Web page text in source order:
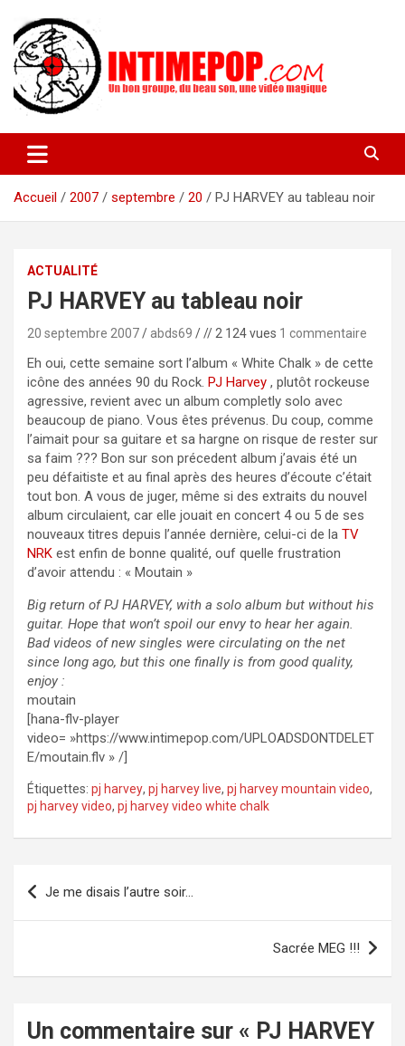
contenu
intimepop.com
actuelles pop rock, post-rock, indé sur Lyon. rock pop concert
lyon
Accueil
2007 septembre 20 PJ HARVEY au tableau noir
ACTUALITÉ
PJ HARVEY au tableau noir
20 septembre 2007 abds69 // 2 124 vues 1 commentaire
Eh oui, cette semaine sort l’album « White Chalk » de cette
icône des années 90 du Rock. PJ Harvey , plutôt rockeuse
agressive, revient avec un album completly solo avec
beaucoup de piano. Vous êtes prévenus. Du coup, comme
l’aimait pour sa guitare et sa hargne on risque de rester sur
sa faim ??? Bon sur son précedent album j’avais été un
peu défaitiste et au final après des heures d’écoute c’était
tout bon. A vous de juger, même si des extraits du nouvel
album circulaient, car elle jouait en concert 4 ou 5 de ses
nouveaux titres depuis l’année dernière, celui-ci de la TV
NRK est enfin de bonne qualité, ouf quelle frustration
d’avoir attendu : « Moutain »
Big return of PJ HARVEY, with a solo album but without his
guitar. Hope that won’t spoil our envy to hear her again.
Bad videos of new singles were circulating on the net
since long ago, but this one finally is from good quality,
enjoy :
moutain
[hana-flv-player
video= »https://www.intimepop.com/UPLOADSDONTDELET
E/moutain.flv » /]
Étiquettes: pj harvey, pj harvey live, pj harvey mountain video,
pj harvey video, pj harvey video white chalk
Navigation
de
Je me disais l’autre soir…
Sacrée MEG !!!
Un commentaire sur « PJ HARVEY